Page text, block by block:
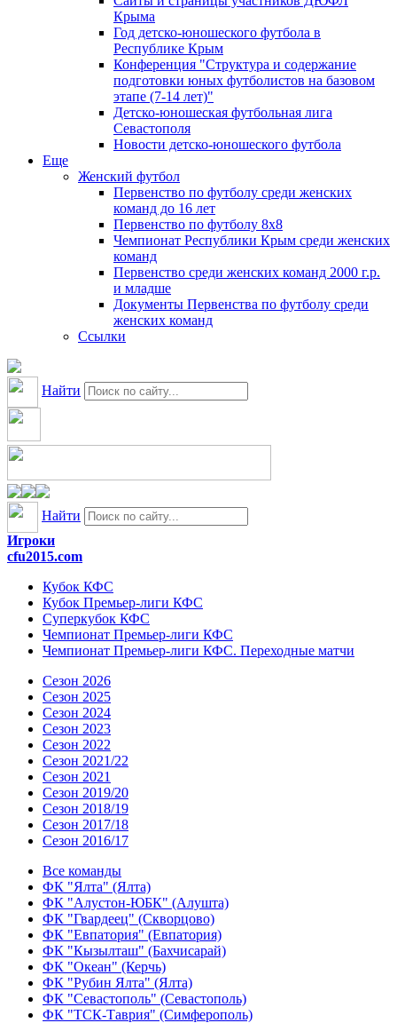
Крыма
Год детско-юношеского футбола в
Республике Крым
Конференция "Структура и содержание
подготовки юных футболистов на базовом
этапе (7-14 лет)"
Детско-юношеская футбольная лига
Севастополя
Новости детско-юношеского футбола
Еще
Женский футбол
Первенство по футболу среди женских
команд до 16 лет
Первенство по футболу 8х8
Чемпионат Республики Крым среди женских
команд
Первенство среди женских команд 2000 г.р.
и младше
Документы Первенства по футболу среди
женских команд
Ссылки
Найти
Найти
Игроки
cfu2015.com
Кубок КФС
Кубок Премьер-лиги КФС
Суперкубок КФС
Чемпионат Премьер-лиги КФС
Чемпионат Премьер-лиги КФС. Переходные матчи
Сезон 2026
Сезон 2025
Сезон 2024
Сезон 2023
Сезон 2022
Сезон 2021/22
Сезон 2021
Сезон 2019/20
Сезон 2018/19
Сезон 2017/18
Сезон 2016/17
Все команды
ФК "Ялта" (Ялта)
ФК "Алустон-ЮБК" (Алушта)
ФК "Гвардеец" (Скворцово)
ФК "Евпатория" (Евпатория)
ФК "Кызылташ" (Бахчисарай)
ФК "Океан" (Керчь)
ФК "Рубин Ялта" (Ялта)
ФК "Севастополь" (Севастополь)
ФК "ТСК-Таврия" (Симферополь)